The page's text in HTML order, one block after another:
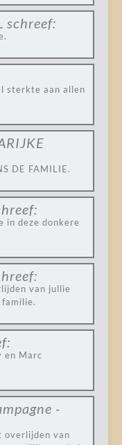
schreef:
sterkte aan allen
DE FAMILIE.
in deze donkere
van jullie
en Marc
-
overlijden van